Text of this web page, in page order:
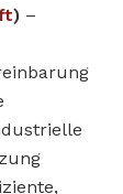
) –